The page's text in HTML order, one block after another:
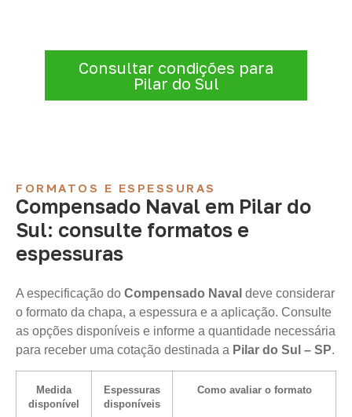
Consultar condições para
Pilar do Sul
FORMATOS E ESPESSURAS
Compensado Naval em Pilar do
Sul: consulte formatos e
espessuras
A especificação do Compensado Naval deve considerar
o formato da chapa, a espessura e a aplicação. Consulte
as opções disponíveis e informe a quantidade necessária
para receber uma cotação destinada a Pilar do Sul – SP.
Medida
disponível
Espessuras
disponíveis
Como avaliar o formato